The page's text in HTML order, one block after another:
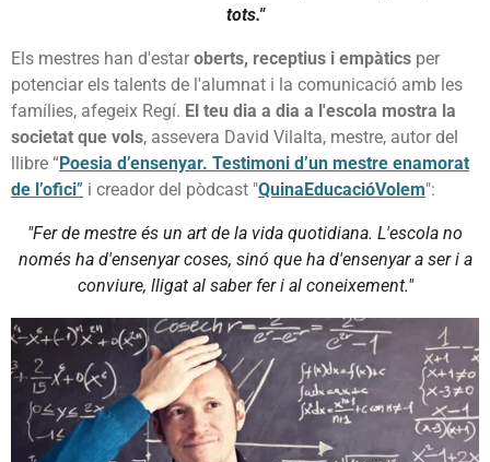
tots."
Els mestres han d'estaroberts, receptius i empàtics per
potenciar els talents de l'alumnat i la comunicació amb les
famílies, afegeix Regí. El teu dia a dia a l'escola mostra la
societat que vols, assevera David Vilalta, mestre, autor del
llibre “Poesia d’ensenyar. Testimoni d’un mestre enamorat
de l’ofici” i creador del pòdcast "QuinaEducacióVolem":
"Fer de mestre és un art de la vida quotidiana. L'escola no
només ha d'ensenyar coses, sinó que ha d'ensenyar a ser i a
conviure, lligat al saber fer i al coneixement."